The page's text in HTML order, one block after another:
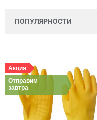
Цвет
Диаметр
Длина
Акция
Отправим
завтра